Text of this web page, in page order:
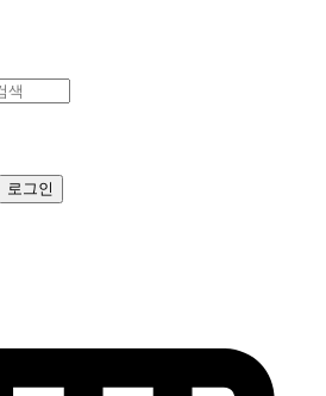
로그인